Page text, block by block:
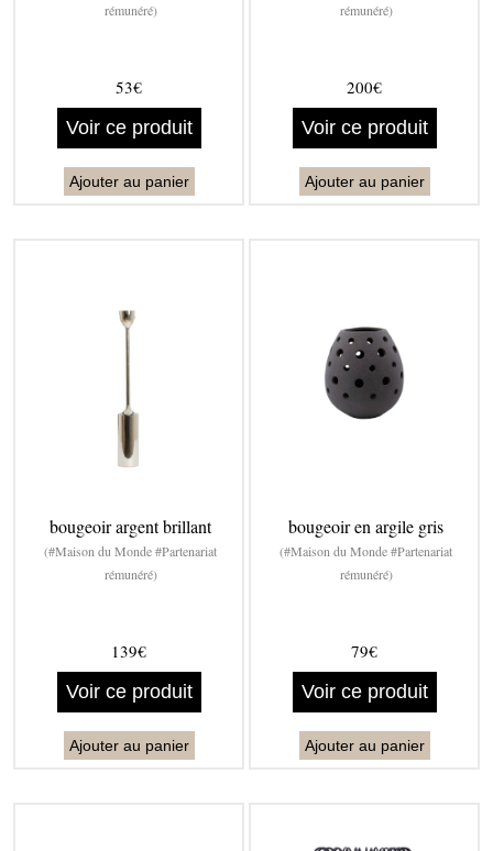
rémunéré)
53€
Voir ce produit
Ajouter au panier
rémunéré)
200€
Voir ce produit
Ajouter au panier
bougeoir argent brillant
(#Maison du Monde #Partenariat
rémunéré)
139€
Voir ce produit
Ajouter au panier
bougeoir en argile gris
(#Maison du Monde #Partenariat
rémunéré)
79€
Voir ce produit
Ajouter au panier